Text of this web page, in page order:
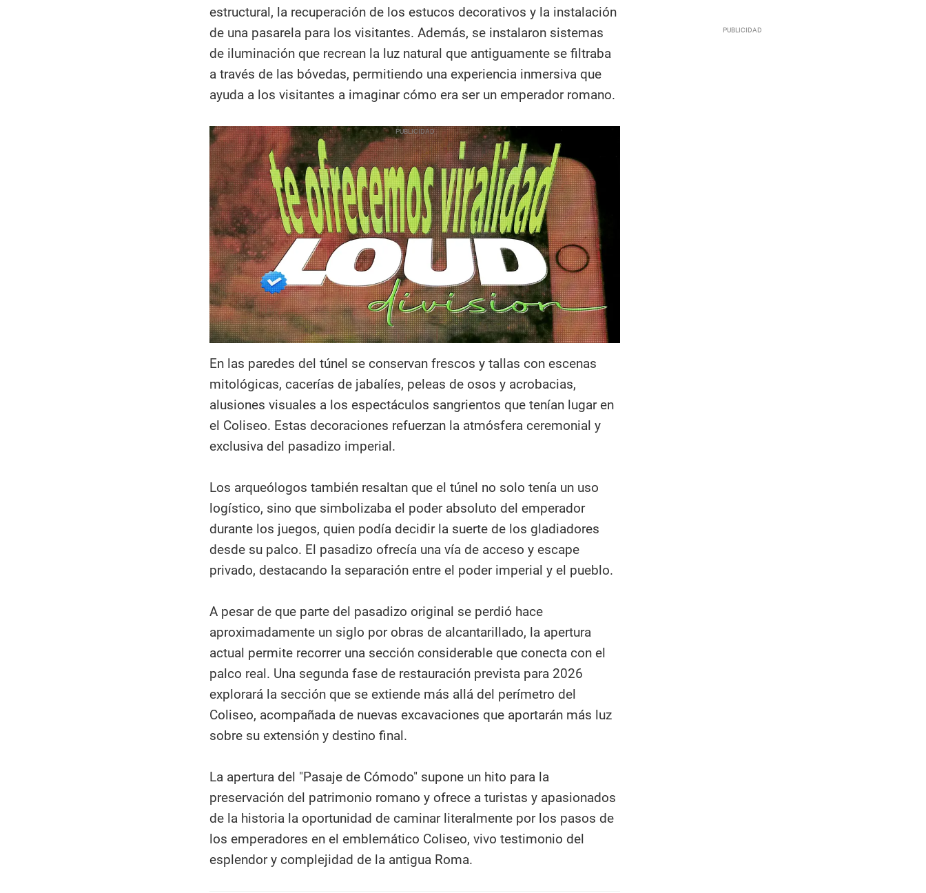
estructural, la recuperación de los estucos decorativos y la instalación
de una pasarela para los visitantes. Además, se instalaron sistemas
de iluminación que recrean la luz natural que antiguamente se filtraba
a través de las bóvedas, permitiendo una experiencia inmersiva que
ayuda a los visitantes a imaginar cómo era ser un emperador romano.
En las paredes del túnel se conservan frescos y tallas con escenas
mitológicas, cacerías de jabalíes, peleas de osos y acrobacias,
alusiones visuales a los espectáculos sangrientos que tenían lugar en
el Coliseo. Estas decoraciones refuerzan la atmósfera ceremonial y
exclusiva del pasadizo imperial.
Los arqueólogos también resaltan que el túnel no solo tenía un uso
logístico, sino que simbolizaba el poder absoluto del emperador
durante los juegos, quien podía decidir la suerte de los gladiadores
desde su palco. El pasadizo ofrecía una vía de acceso y escape
privado, destacando la separación entre el poder imperial y el pueblo.
A pesar de que parte del pasadizo original se perdió hace
aproximadamente un siglo por obras de alcantarillado, la apertura
actual permite recorrer una sección considerable que conecta con el
palco real. Una segunda fase de restauración prevista para 2026
explorará la sección que se extiende más allá del perímetro del
Coliseo, acompañada de nuevas excavaciones que aportarán más luz
sobre su extensión y destino final.
La apertura del "Pasaje de Cómodo" supone un hito para la
preservación del patrimonio romano y ofrece a turistas y apasionados
de la historia la oportunidad de caminar literalmente por los pasos de
los emperadores en el emblemático Coliseo, vivo testimonio del
esplendor y complejidad de la antigua Roma.